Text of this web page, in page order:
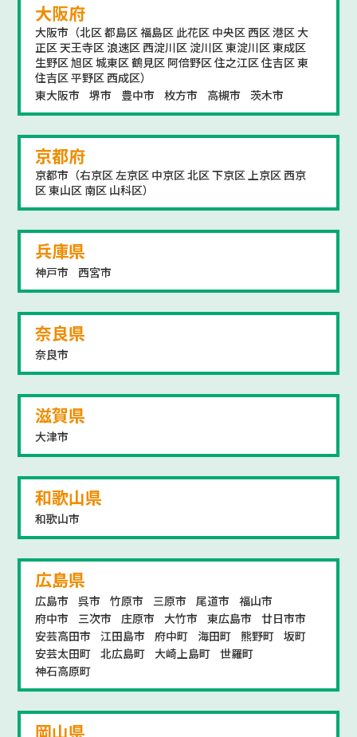
大阪府
大阪市（北区 都島区 福島区 此花区 中央区 西区 港区 大
正区 天王寺区 浪速区 西淀川区 淀川区 東淀川区 東成区
生野区 旭区 城東区 鶴見区 阿倍野区 住之江区 住吉区 東
住吉区 平野区 西成区）
東大阪市
堺市 豊中市 枚方市 高槻市 茨木市
京都府
京都市（右京区 左京区 中京区 北区 下京区 上京区 西京
区 東山区 南区 山科区）
兵庫県
神戸市 西宮市
奈良県
奈良市
滋賀県
大津市
和歌山県
和歌山市
広島県
広島市 呉市 竹原市 三原市 尾道市
福山市
府中市
三次市 庄原市 大竹市 東広島市
廿日市市
安芸高田市
江田島市 府中町 海田町 熊野町
坂町
安芸太田町
北広島町 大崎上島町
世羅町
神石高原町
岡山県